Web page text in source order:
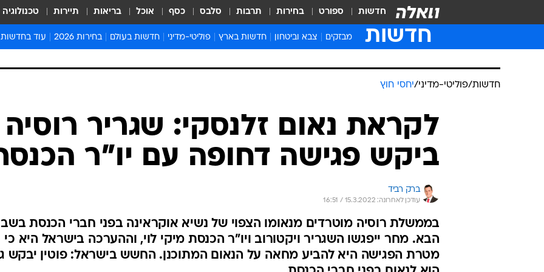
חדשות ספורט בחירות תרבות סלבס כסף אוכל בריאות תיירות טכנולוגיה
חדשות מבזקים צבא וביטחון חדשות בארץ
ישראלים בחו"ל
בריאות
חברה ורווחה
פוליטי-מדיני חדשות בעולם
אפריקה
בחירות 2026 עוד בחדשות
מדע וסביבה
הנחיות
ארכיון מדורים
לוח שנה
חדשות יהדות
חדשות
חדשות/פוליטי-מדיני/יחסי חוץ
לקראת נאום זלנסקי: שגריר רוסיה
ביקש פגישה דחופה עם יו"ר
ברק רביד
עודכן לאחרונה: 15.3.2022 / 16:51
בממשלת רוסיה מוטרדים מנאומו הצפוי של נשיא אוקראינה בפני חברי הכנסת
הבא. מחר ייפגשו השגריר ויקטורוב ויו"ר הכנסת מיקי לוי, וההערכה בישראל היא כי
מטרת הפגישה היא להביע מחאה על הנאום המתוכנן. החשש בישראל: פוטין יבקש